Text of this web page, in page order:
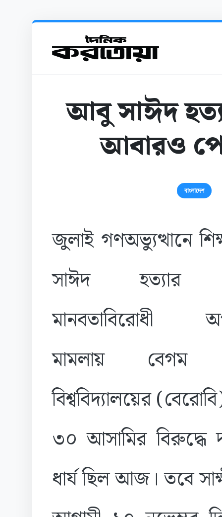
আবু সাঈদ
আবারও
বাংলাদেশ
জুলাই গণঅভ্যুত্থানে
সাঈদ হত্যার
মানবতাবিরোধী
মামলায় বেগম
বিশ্ববিদ্যালয়ের
৩০ আসামির বিরুদ্ধে
ধার্য ছিল আজ। তবে